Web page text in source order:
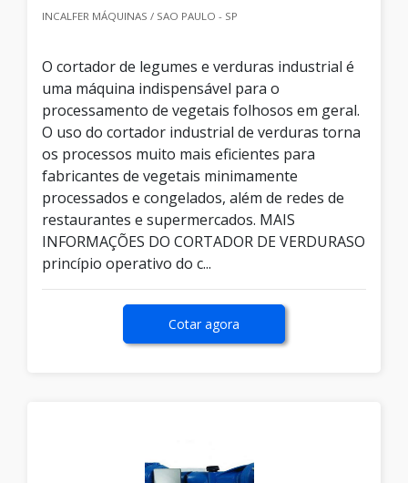
INCALFER MÁQUINAS / SAO PAULO - SP
O cortador de legumes e verduras industrial é
uma máquina indispensável para o
processamento de vegetais folhosos em geral.
O uso do cortador industrial de verduras torna
os processos muito mais eficientes para
fabricantes de vegetais minimamente
processados e congelados, além de redes de
restaurantes e supermercados. MAIS
INFORMAÇÕES DO CORTADOR DE VERDURASO
princípio operativo do c...
Cotar agora